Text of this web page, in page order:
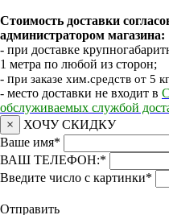
Стоимость доставки
администратором магазина:
- при доставке
1 метра по любой из сторон;
- при заказе хим.средств от 5
- место доставки не входит в
обслуживаемых службой
×
ХОЧУ СКИДКУ
Ваше имя*
ВАШ ТЕЛЕФОН:*
Введите число с картинки*
Отправить